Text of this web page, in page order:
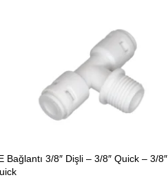
Bağlantı 3/8″ Dişli – 3/8″ Quick – 3/8″